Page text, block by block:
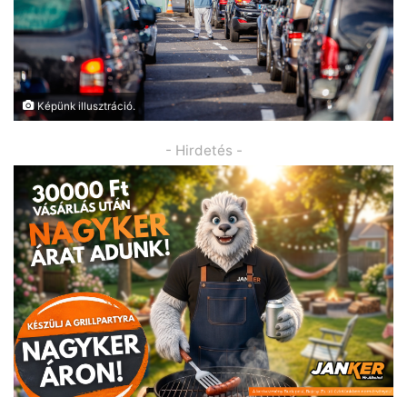
Képünk illusztráció.
- Hirdetés -